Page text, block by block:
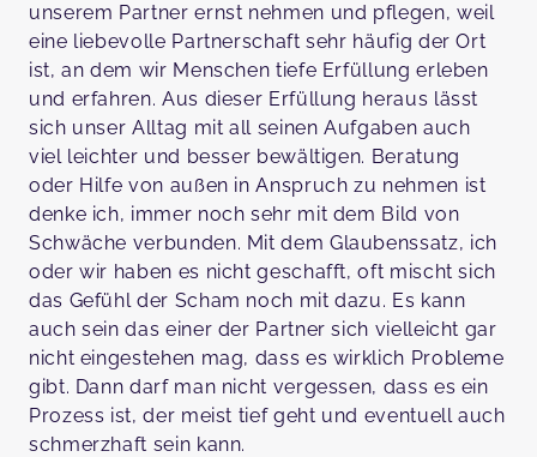
unserem Partner ernst nehmen und pflegen, weil
eine liebevolle Partnerschaft sehr häufig der Ort
ist, an dem wir Menschen tiefe Erfüllung erleben
und erfahren. Aus dieser Erfüllung heraus lässt
sich unser Alltag mit all seinen Aufgaben auch
viel leichter und besser bewältigen. Beratung
oder Hilfe von außen in Anspruch zu nehmen ist
denke ich, immer noch sehr mit dem Bild von
Schwäche verbunden. Mit dem Glaubenssatz, ich
oder wir haben es nicht geschafft, oft mischt sich
das Gefühl der Scham noch mit dazu. Es kann
auch sein das einer der Partner sich vielleicht gar
nicht eingestehen mag, dass es wirklich Probleme
gibt. Dann darf man nicht vergessen, dass es ein
Prozess ist, der meist tief geht und eventuell auch
schmerzhaft sein kann.